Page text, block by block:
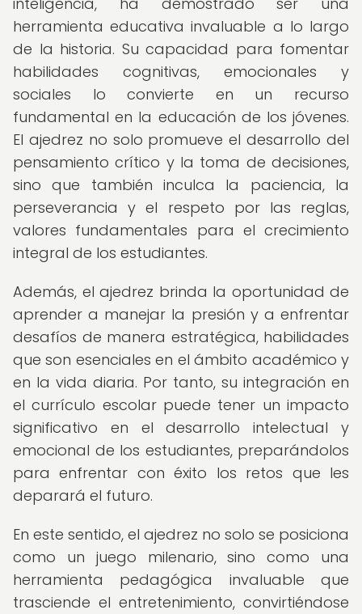
herramienta educativa invaluable a lo largo
de la historia. Su capacidad para fomentar
habilidades cognitivas, emocionales y
sociales lo convierte en un recurso
fundamental en la educación de los jóvenes.
El ajedrez no solo promueve el desarrollo del
pensamiento crítico y la toma de decisiones,
sino que también inculca la paciencia, la
perseverancia y el respeto por las reglas,
valores fundamentales para el crecimiento
integral de los estudiantes.
Además, el ajedrez brinda la oportunidad de
aprender a manejar la presión y a enfrentar
desafíos de manera estratégica, habilidades
que son esenciales en el ámbito académico y
en la vida diaria. Por tanto, su integración en
el currículo escolar puede tener un impacto
significativo en el desarrollo intelectual y
emocional de los estudiantes, preparándolos
para enfrentar con éxito los retos que les
deparará el futuro.
En este sentido, el ajedrez no solo se posiciona
como un juego milenario, sino como una
herramienta pedagógica invaluable que
trasciende el entretenimiento, convirtiéndose